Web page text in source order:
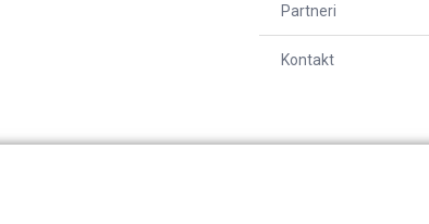
Partneri
Kontakt